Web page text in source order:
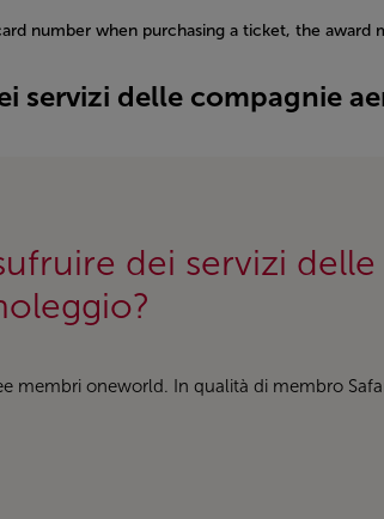
number when purchasing a ticket, the
servizi delle compagnie
dei servizi
membri oneworld. In qualità di membro